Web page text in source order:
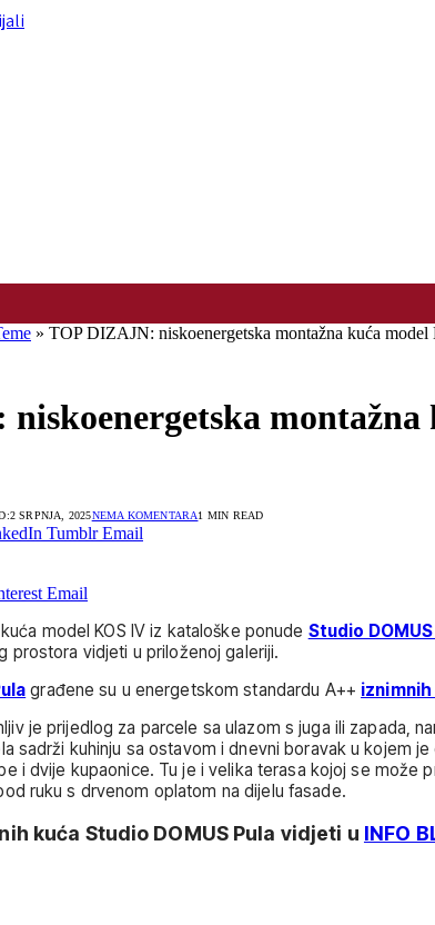
» TOP DIZAJN: niskoenergetska montažna kuća
2 SRPNJA, 2025NEMA KOMENTARA1 MIN READ
Tumblr Email
Email
model KOS IV iz kataloške ponude Studio
prostora vidjeti u priloženoj galeriji.
građene su u energetskom standardu A++
je prijedlog za parcele sa ulazom s juga ili zapada,
sadrži kuhinju sa ostavom i dnevni boravak u kojem je
i dvije kupaonice. Tu je i velika terasa kojoj se može
ruku s drvenom oplatom na dijelu fasade.
kuća Studio DOMUS Pula vidjeti u INFO